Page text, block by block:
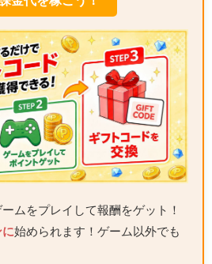
ムをプレイして報酬をゲット！
始められます！ゲーム以外でも